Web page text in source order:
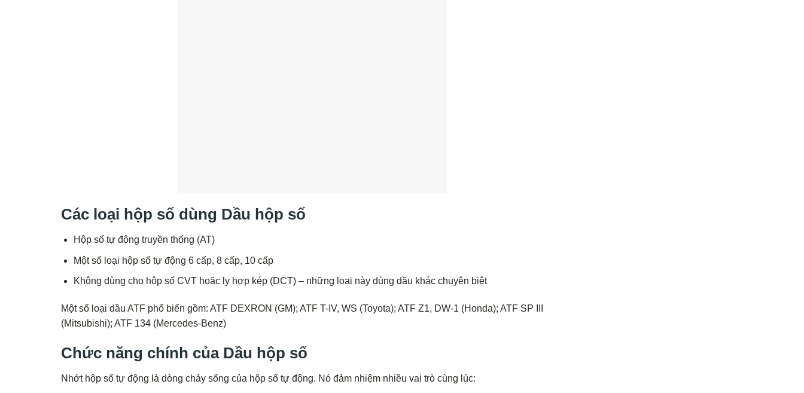
Các loại hộp số dùng Dầu hộp số
Hộp số tự động truyền thống (AT)
Một số loại hộp số tự động 6 cấp, 8 cấp, 10 cấp
Không dùng cho hộp số CVT hoặc ly hợp kép (DCT) – những loại này dùng dầu khác chuyên biệt
Một số loại dầu ATF phổ biến gồm: ATF DEXRON (GM); ATF T-IV, WS (Toyota); ATF Z1, DW-1 (Honda); ATF SP III
(Mitsubishi); ATF 134 (Mercedes-Benz)
Chức năng chính của Dầu hộp số
Nhớt hộp số tự động là dòng chảy sống của hộp số tự động. Nó đảm nhiệm nhiều vai trò cùng lúc: